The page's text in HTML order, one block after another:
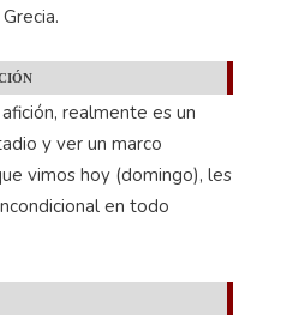
realmente es un
y ver un marco
vimos hoy (domingo), les
en todo